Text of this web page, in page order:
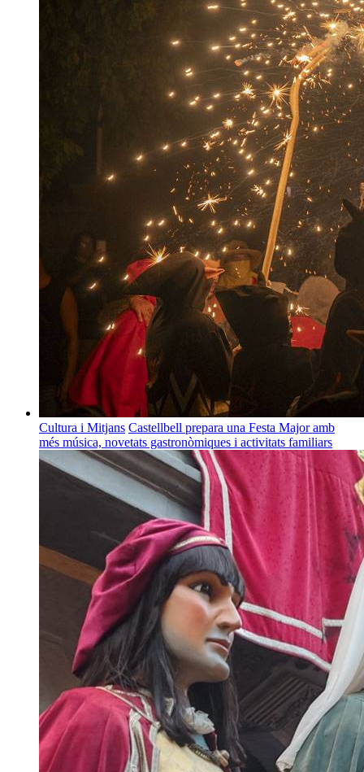
Cultura i Mitjans Castellbell prepara una Festa Major amb
més música, novetats gastronòmiques i activitats familiars